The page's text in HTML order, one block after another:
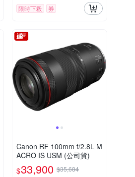
限時下殺 券
Canon RF 100mm f/2.8L M
ACRO IS USM (公司貨)
$33,900 $35,684